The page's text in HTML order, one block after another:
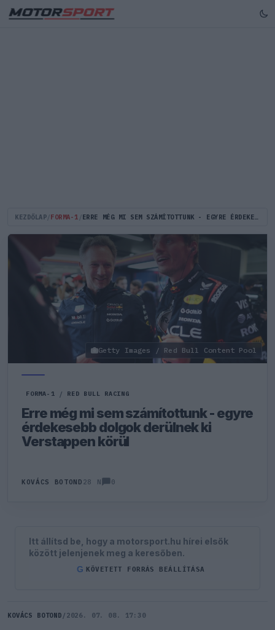
KEZDŐLAP FORMA-1 ERRE MÉG MI SEM SZÁMÍTOTTUNK - EGYRE ÉRDEKESEBB DOLGOK DERÜLNEK KI VERSTAPPEN KÖRÜL
Getty Images / Red Bull Content Pool
FORMA-1 / RED BULL RACING
Erre még mi sem számítottunk - egyre
érdekesebb dolgok derülnek ki
Verstappen körül
KOVÁCS BOTOND 28 N 0
Itt állítsd be, hogy a motorsport.hu hírei elsők
között jelenjenek meg a keresőben.
G KÖVETETT FORRÁS BEÁLLÍTÁSA
KOVÁCS BOTOND / 2026. 07. 08. 17:30